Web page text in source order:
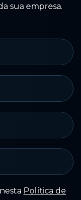
sua empresa.
Política de